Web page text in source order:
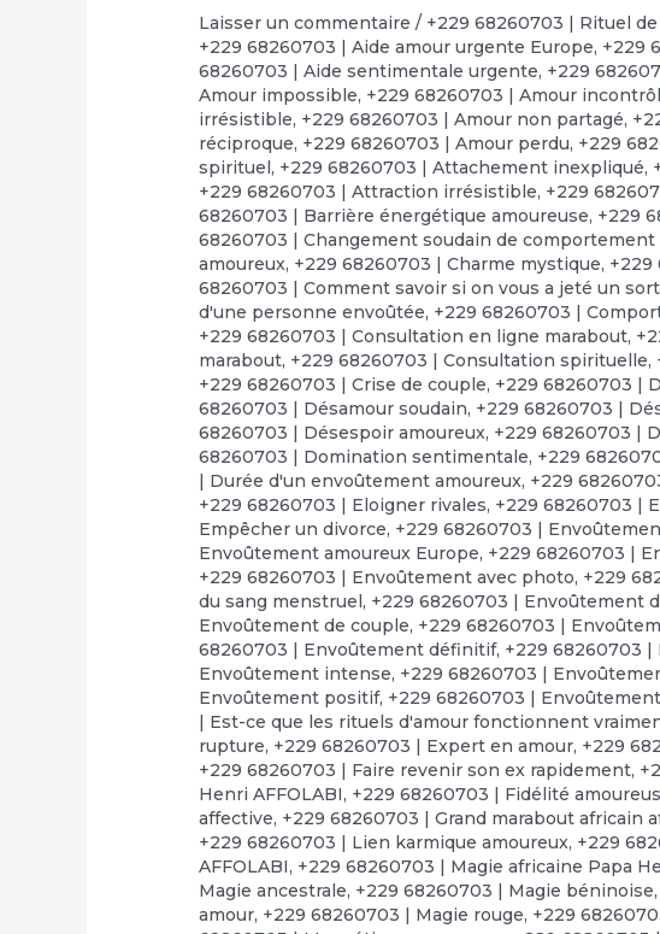
Laisser un commentaire / +229 68260703 | Rituel
+229 68260703 | Aide amour urgente Europe, +229
68260703 | Aide sentimentale urgente, +229
Amour impossible, +229 68260703 | Amour
irrésistible, +229 68260703 | Amour non partagé,
réciproque, +229 68260703 | Amour perdu, +229
spirituel, +229 68260703 | Attachement inexpliqué,
+229 68260703 | Attraction irrésistible, +229
68260703 | Barrière énergétique amoureuse, +229
68260703 | Changement soudain de comportement
amoureux, +229 68260703 | Charme mystique, +229
68260703 | Comment savoir si on vous a jeté un
d'une personne envoûtée, +229 68260703 |
+229 68260703 | Consultation en ligne marabout,
marabout, +229 68260703 | Consultation spirituelle,
+229 68260703 | Crise de couple, +229 68260703 |
68260703 | Désamour soudain, +229 68260703 |
68260703 | Désespoir amoureux, +229 68260703 |
68260703 | Domination sentimentale, +229
| Durée d'un envoûtement amoureux, +229
+229 68260703 | Eloigner rivales, +229 68260703 |
Empêcher un divorce, +229 68260703 |
Envoûtement amoureux Europe, +229 68260703 |
+229 68260703 | Envoûtement avec photo, +229
du sang menstruel, +229 68260703 | Envoûtement
Envoûtement de couple, +229 68260703 |
68260703 | Envoûtement définitif, +229 68260703
Envoûtement intense, +229 68260703 |
Envoûtement positif, +229 68260703 |
| Est-ce que les rituels d'amour fonctionnent
rupture, +229 68260703 | Expert en amour, +229
+229 68260703 | Faire revenir son ex rapidement,
Henri AFFOLABI, +229 68260703 | Fidélité
affective, +229 68260703 | Grand marabout africain
+229 68260703 | Lien karmique amoureux, +229
AFFOLABI, +229 68260703 | Magie africaine Papa
Magie ancestrale, +229 68260703 | Magie béninoise,
amour, +229 68260703 | Magie rouge, +229